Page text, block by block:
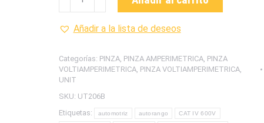
AMPERIMETRICA
T
cantidad
Añadir a la lista de deseos
Categorías: PINZA, PINZA AMPERIMETRICA, PINZA
VOLTIAMPERIMETRICA, PINZA VOLTIAMPERIMETRICA,
UNIT
SKU: UT206B
Etiquetas:
automotriz autorango CAT IV 600V